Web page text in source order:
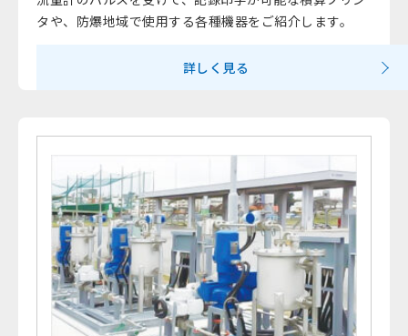
タや、防爆地域で使用する各種機器をご紹介します。
詳しく見る